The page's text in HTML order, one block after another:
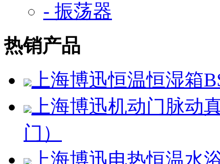
- 振荡器
热销产品
上海博迅恒温恒湿箱
上海博迅机动门脉动
门）
上海博迅电热恒温水